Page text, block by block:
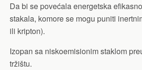
Da bi se povećala energetska
stakala, komore se mogu puniti
ili kripton).
Izopan sa niskoemisionim staklom
tržištu.